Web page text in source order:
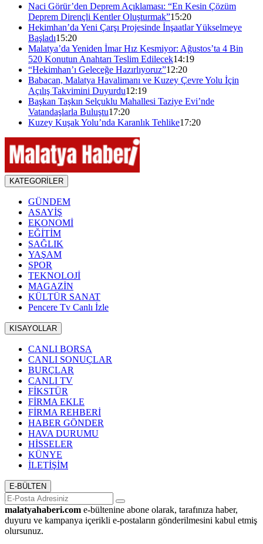
Naci Görür’den Deprem Açıklaması: “En Kesin Çözüm
Deprem Dirençli Kentler Oluşturmak”15:20
Hekimhan’da Yeni Çarşı Projesinde İnşaatlar Yükselmeye
Başladı15:20
Malatya’da Yeniden İmar Hız Kesmiyor: Ağustos’ta 4 Bin
520 Konutun Anahtarı Teslim Edilecek14:19
“Hekimhan’ı Geleceğe Hazırlıyoruz”12:20
Babacan, Malatya Havalimanı ve Kuzey Çevre Yolu İçin
Açılış Takvimini Duyurdu12:19
Başkan Taşkın Selçuklu Mahallesi Taziye Evi’nde
Vatandaşlarla Buluştu17:20
Kuzey Kuşak Yolu’nda Karanlık Tehlike17:20
KATEGORİLER
GÜNDEM
ASAYİŞ
EKONOMİ
EĞİTİM
SAĞLIK
YAŞAM
SPOR
TEKNOLOJİ
MAGAZİN
KÜLTÜR SANAT
Pencere Tv Canlı İzle
KISAYOLLAR
CANLI BORSA
CANLI SONUÇLAR
BURÇLAR
CANLI TV
FİKSTÜR
FİRMA EKLE
FİRMA REHBERİ
HABER GÖNDER
HAVA DURUMU
HİSSELER
KÜNYE
İLETİŞİM
E-BÜLTEN
malatyahaberi.com e-bültenine abone olarak, tarafınıza haber,
duyuru ve kampanya içerikli e-postaların gönderilmesini kabul etmiş
olursunuz.